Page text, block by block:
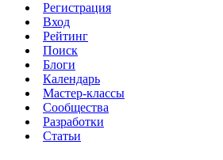
Регистрация
Вход
Рейтинг
Поиск
Блоги
Календарь
Мастер-классы
Сообщества
Разработки
Статьи